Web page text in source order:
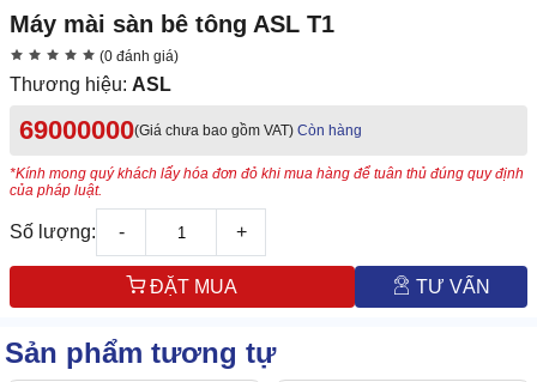
Máy mài sàn bê tông ASL T1
(0 đánh giá)
Thương hiệu: ASL
69000000(Giá chưa bao gồm VAT) Còn hàng
*Kính mong quý khách lấy hóa đơn đỏ khi mua hàng để tuân thủ đúng quy định
của pháp luật.
Số lượng: - +
ĐẶT MUA TƯ VẤN
Sản phẩm tương tự